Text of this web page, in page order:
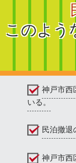
このよう
神戸市西
いる。
民泊撤退
神戸市西